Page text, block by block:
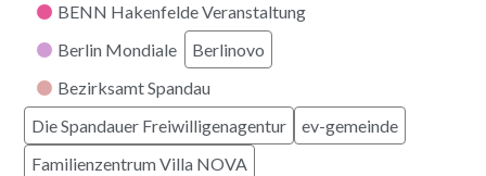
BENN Hakenfelde Veranstaltung
Berlin Mondiale
Berlinovo
Bezirksamt Spandau
Die Spandauer Freiwilligenagentur
ev-gemeinde
Familienzentrum Villa NOVA